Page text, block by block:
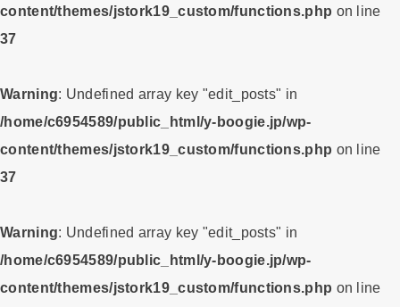
content/themes/jstork19_custom/functions.php on line
37
Warning: Undefined array key "edit_posts" in
/home/c6954589/public_html/y-boogie.jp/wp-
content/themes/jstork19_custom/functions.php on line
37
Warning: Undefined array key "edit_posts" in
/home/c6954589/public_html/y-boogie.jp/wp-
content/themes/jstork19_custom/functions.php on line